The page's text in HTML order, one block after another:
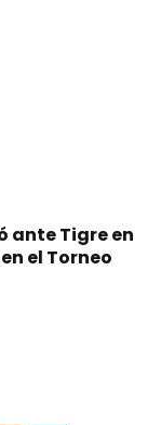
ante Tigre en
el Torneo